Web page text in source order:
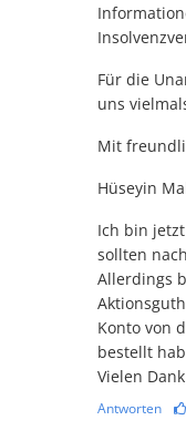
Für die
uns
Mit
Hüseyin
Ich bin
sollten
Allerdings
Konto von
bestellt
Vielen
Antworten